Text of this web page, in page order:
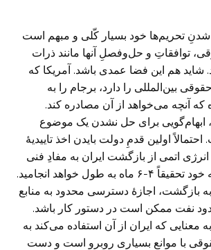
تحریم‌‌ها خود بسیار کّلی و مبهم است
توافقاتِ و حل‌وفصلِ آنها مانند ذرات
شاید هم این فضا عمدی باشد. آمریکا که
بین‌المللی را دارد، برجام را به
که آنچه می‌خواهد از آن مصادره کند.
ابهام‌گویی برای حل نشدن یک موضوع
اولین قدمِ دولت بایدن اخذ تاییدیۀ
اتمی از بازگشت ایران به مفادِ فنی
برجام خواهد بود که خود تحقیقاً ۴-۶ ماه به طول خواهد انجامید.
بازگشت، اجازۀ دسترسی محدود به منابع
نفت ممکن است در دستور کار باشد.
معنایی که ایران از آن استفاده می‌کند به
با موانع بسیاری روبرو است و دست